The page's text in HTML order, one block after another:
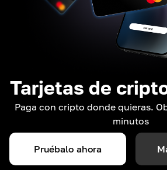
Tarjetas de
Paga con cripto donde quieras.
minutos
Pruébalo ahora